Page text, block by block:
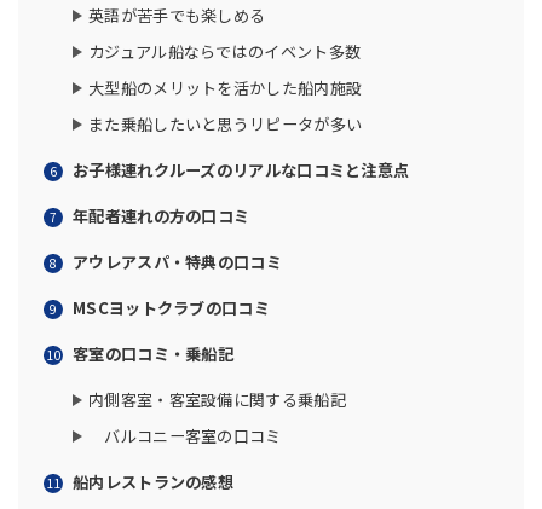
英語が苦手でも楽しめる
カジュアル船ならではのイベント多数
大型船のメリットを活かした船内施設
また乗船したいと思うリピータが多い
お子様連れクルーズのリアルな口コミと注意点
年配者連れの方の口コミ
アウレアスパ・特典の口コミ
MSCヨットクラブの口コミ
客室の口コミ・乗船記
内側客室・客室設備に関する乗船記
バルコニー客室の口コミ
船内レストランの感想